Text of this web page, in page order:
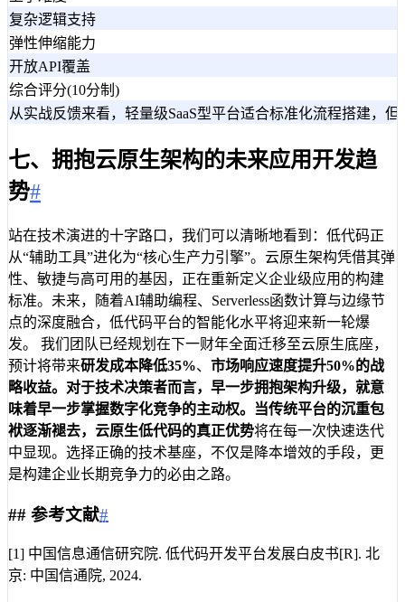
复杂逻辑支持
弹性伸缩能力
开放API覆盖
综合评分(10分制)
从实战反馈来看，轻量级SaaS型平台适合标准化流程搭建，
七、拥抱云原生架构的未来应用开发趋
势#
站在技术演进的十字路口，我们可以清晰地看到：低代码正
从“辅助工具”进化为“核心生产力引擎”。云原生架构凭借其弹
性、敏捷与高可用的基因，正在重新定义企业级应用的构建
标准。未来，随着AI辅助编程、Serverless函数计算与边缘节
点的深度融合，低代码平台的智能化水平将迎来新一轮爆
发。 我们团队已经规划在下一财年全面迁移至云原生底座，
预计将带来研发成本降低35%、 市场响应速度提升50%的战
略收益。对于技术决策者而言，早一步拥抱架构升级，就意
味着早一步掌握数字化竞争的主动权。当传统平台的沉重包
袱逐渐褪去，云原生低代码的真正优势将在每一次快速迭代
中显现。选择正确的技术基座，不仅是降本增效的手段，更
是构建企业长期竞争力的必由之路。
## 参考文献#
[1] 中国信息通信研究院. 低代码开发平台发展白皮书[R]. 北
京: 中国信通院, 2024.